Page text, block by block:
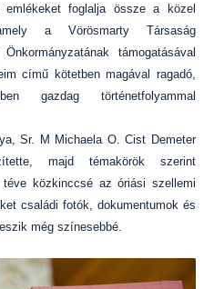
foglalja össze a közel
a Vörösmarty Társaság
támogatásával
című kötetben magával ragadó,
gazdag történetfolyammal
Sr. M Michaela O. Cist Demeter
majd témakörök szerint
közkinccsé az óriási szellemi
családi fotók, dokumentumok és
még színesebbé.